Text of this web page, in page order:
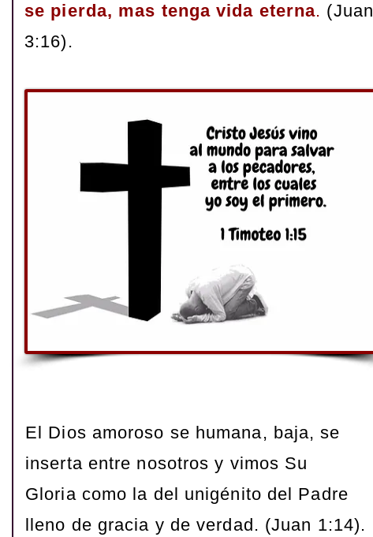
se pierda, mas tenga vida eterna. (Juan
3:16).
El Dios amoroso se humana, baja, se
inserta entre nosotros y vimos Su
Gloria como la del unigénito del Padre
lleno de gracia y de verdad. (Juan 1:14).